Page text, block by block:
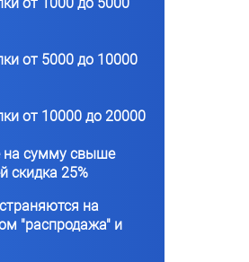
от 5000 до 10000
от 10000 до 20000
на сумму свыше
скидка 25%
на
"распродажа" и